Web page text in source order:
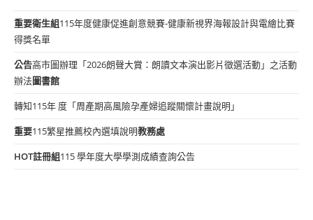
重要衛生組115年度健康促進創意競賽-健康新視界海報設計與電繪比賽
得獎名單
公告高市圖辦理「2026朗聲大賞：朗讀文本演出影片徵選活動」之活動
辦法圖書館
轉知115年 度「周產期高風險孕產婦追蹤關懷計畫說明」
重要115繁星推薦校內選填說明教務處
HOT註冊組115 學年度大學學測成績查詢公告